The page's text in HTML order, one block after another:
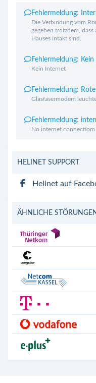
Fehlermeldung:
Die Verbindung vom
gegeben trotzdem,
Hauses intakt sind.
Fehlermeldung:
Kein Internet
Fehlermeldung:
Glasfasermodem
Fehlermeldung:
No internet connectiom
HELINET SUPPORT
Helinet auf
ÄHNLICHE